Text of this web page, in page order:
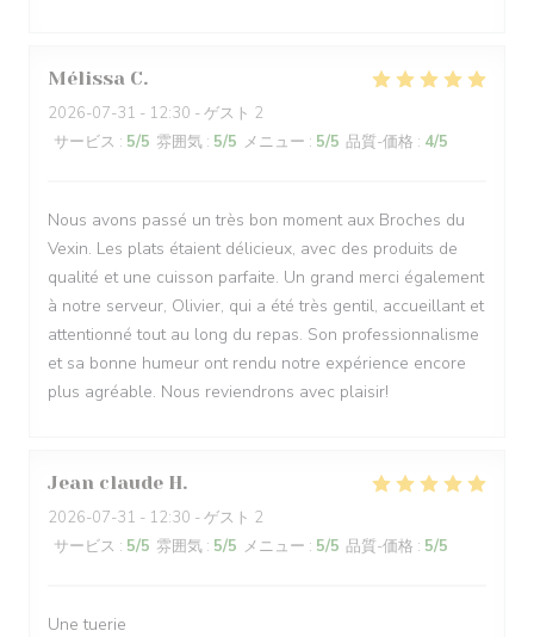
Mélissa C
2026-07-31 - 12:30 - ゲスト 2
サービス : 5/5 雰囲気 : 5/5 メニュー : 5/5 品質-価格 : 4/5
Nous avons passé un très bon moment aux Broches du
Vexin. Les plats étaient délicieux, avec des produits de
qualité et une cuisson parfaite. Un grand merci également
à notre serveur, Olivier, qui a été très gentil, accueillant et
attentionné tout au long du repas. Son professionnalisme
et sa bonne humeur ont rendu notre expérience encore
plus agréable. Nous reviendrons avec plaisir!
Jean claude H
2026-07-31 - 12:30 - ゲスト 2
サービス : 5/5 雰囲気 : 5/5 メニュー : 5/5 品質-価格 : 5/5
Une tuerie